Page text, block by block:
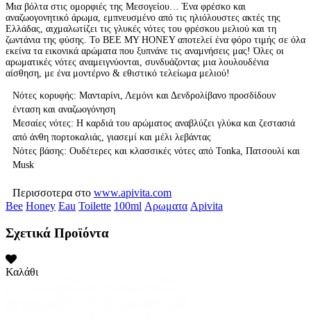
Μια βόλτα στις ομορφιές της Μεσογείου… Ένα φρέσκο και
αναζωογονητικό άρωμα, εμπνευσμένο από τις ηλιόλουστες ακτές της
Ελλάδας, αιχμαλωτίζει τις γλυκές νότες του φρέσκου μελιού και τη
ζωντάνια της φύσης. Το BEE MY HONEY αποτελεί ένα φόρο τιμής σε όλα
εκείνα τα εικονικά αρώματα που ξυπνάνε τις αναμνήσεις μας! Όλες οι
αρωματικές νότες αναμειγνύονται, συνδυάζοντας μια λουλουδένια
αίσθηση, με ένα μοντέρνο & εθιστικό τελείωμα μελιού!
Νότες κορυφής: Μανταρίνι, Λεμόνι και Δενδρολίβανο προσδίδουν
ένταση και αναζωογόνηση
Μεσαίες νότες: Η καρδιά του αρώματος αναβλύζει γλύκα και ζεστασιά
από άνθη πορτοκαλιάς, γιασεμί και μέλι λεβάντας
Νότες βάσης: Ουδέτερες και κλασσικές νότες από Tonka, Πατσουλί και
Musk
Περισσοτερα στο www.apivita.com
Bee Honey Eau Toilette 100ml Αρωματα Apivita
Σχετικά Προϊόντα
Καλάθι